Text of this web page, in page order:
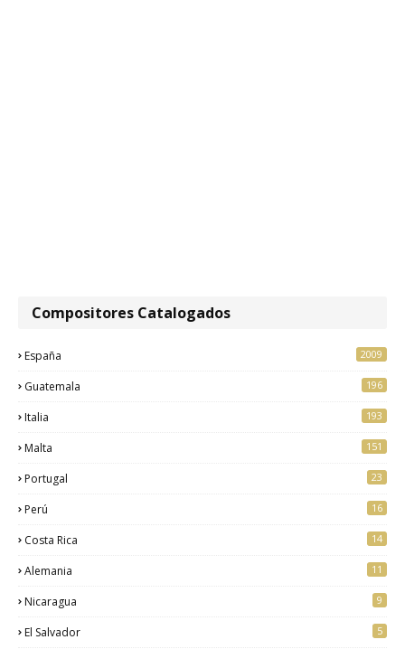
Compositores Catalogados
España 2009
Guatemala 196
Italia 193
Malta 151
Portugal 23
Perú 16
Costa Rica 14
Alemania 11
Nicaragua 9
El Salvador 5